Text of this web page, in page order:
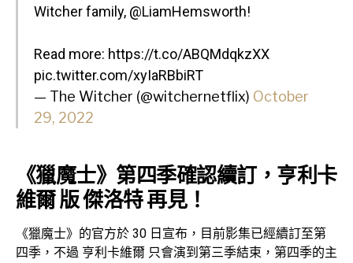
Witcher family, @LiamHemsworth!
Read more: https://t.co/ABQMdqkzXX
pic.twitter.com/xyIaRBbiRT
— The Witcher (@witchernetflix) October
29, 2022
《獵魔士》第四季確認續訂，亨利卡
維爾 版 傑洛特 再見！
《獵魔士》的官方於 30 日宣布，目前影集已經續訂至第
四季，不過 亨利卡維爾 只會演到第三季結束，第四季的主